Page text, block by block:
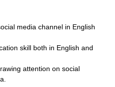
media channel in English
skill both in English and
attention on social